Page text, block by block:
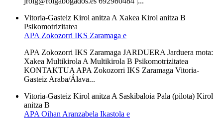
Vitoria-Gasteiz Kirol anitza A Xakea Kirol anitza B
Psikomotrizitatea
APA Zokozorri IKS Zaramaga e
APA Zokozorri IKS Zaramaga JARDUERA Jarduera mota:
Xakea Multikirola A Multikirola B Psikomotrizitatea
KONTAKTUA APA Zokozorri IKS Zaramaga Vitoria-
Gasteiz Araba/Álava...
Vitoria-Gasteiz Kirol anitza A Saskibaloia Pala (pilota) Kirol
anitza B
APA Oihan Aranzabela Ikastola e